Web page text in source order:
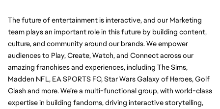
The future of entertainment is interactive, and our Marketing
team plays an important role in this future by building content,
culture, and community around our brands. We empower
audiences to Play, Create, Watch, and Connect across our
amazing franchises and experiences, including The Sims,
Madden NFL, EA SPORTS FC, Star Wars Galaxy of Heroes, Golf
Clash and more. We’re a multi-functional group, with world-class
expertise in building fandoms, driving interactive storytelling,